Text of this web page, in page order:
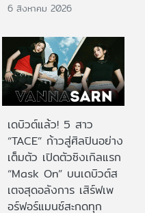
6 สิงหาคม 2026
เดบิวต์แล้ว! 5 สาว
“TACE” ก้าวสู่ศิลปินอย่าง
เต็มตัว เปิดตัวซิงเกิลแรก
“Mask On” บนเดบิวต์ส
เตจสุดอลังการ เสิร์ฟเพ
อร์ฟอร์แมนซ์สะกดทุก